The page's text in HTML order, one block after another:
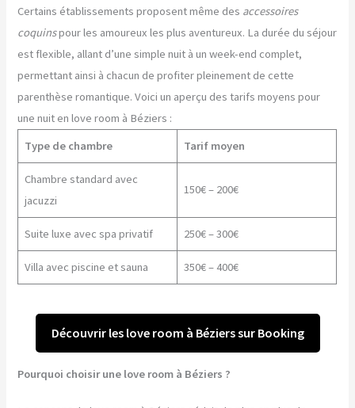
Certains établissements proposent même des accessoires
coquinspour les amoureux les plus aventureux. La durée du séjour
est flexible, allant d’une simple nuit à un week-end complet,
permettant ainsi à chacun de profiter pleinement de cette
parenthèse romantique. Voici un aperçu des tarifs moyens pour
une nuit en love room à Béziers :
Type de chambre
Tarif moyen
Chambre standard avec
jacuzzi
150€ – 200€
Suite luxe avec spa privatif 250€ – 300€
Villa avec piscine et sauna 350€ – 400€
Découvrir les love room à Béziers sur Booking
Pourquoi choisir une love room à Béziers ?